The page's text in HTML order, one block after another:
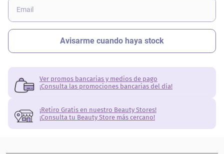
Ver promos bancarias y medios de pago
¡Consulta las promociones bancarias del día!
¡Retiro Gratis en nuestro Beauty Stores!
¡Consulta tu Beauty Store más cercano!